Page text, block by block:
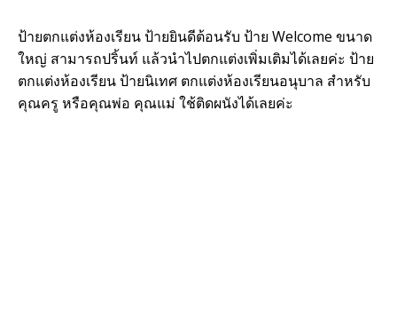
ป้ายตกแต่งห้องเรียน ป้ายยินดีต้อนรับ ป้าย Welcome ขนาด
ใหญ่ สามารถปริ้นท์ แล้วนำไปตกแต่งเพิ่มเติมได้เลยค่ะ ป้าย
ตกแต่งห้องเรียน ป้ายนิเทศ ตกแต่งห้องเรียนอนุบาล สำหรับ
คุณครู หรือคุณพ่อ คุณแม่ ใช้ติดผนังได้เลยค่ะ